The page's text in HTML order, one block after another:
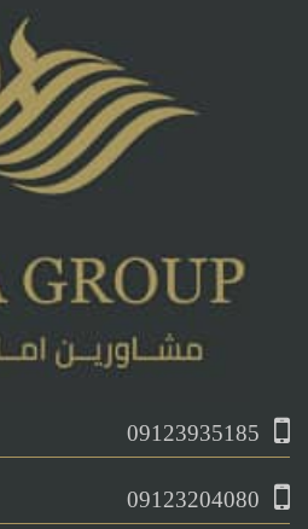
09123935185
09123204080